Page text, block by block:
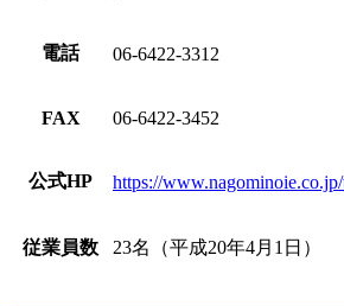
電話 06-6422-3312
FAX 06-6422-3452
公式HP https://
従業員数 23名（平成20年4月1日）